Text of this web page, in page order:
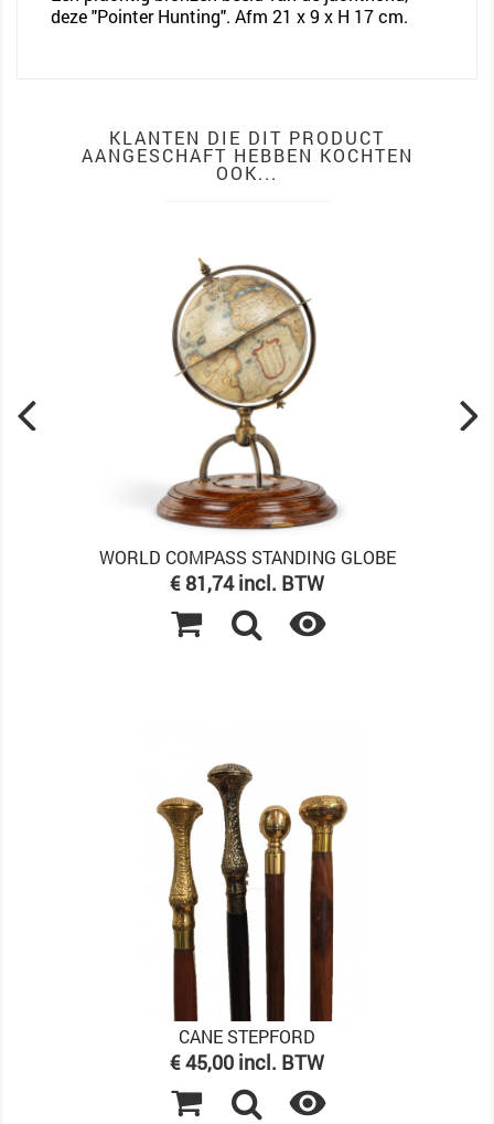
deze "Pointer Hunting". Afm 21 x 9 x H 17 cm.
KLANTEN DIE DIT PRODUCT
AANGESCHAFT HEBBEN KOCHTEN
OOK...
WORLD COMPASS STANDING GLOBE
Prijs
€ 81,74 incl. BTW

CANE STEPFORD
Prijs
€ 45,00 incl. BTW
